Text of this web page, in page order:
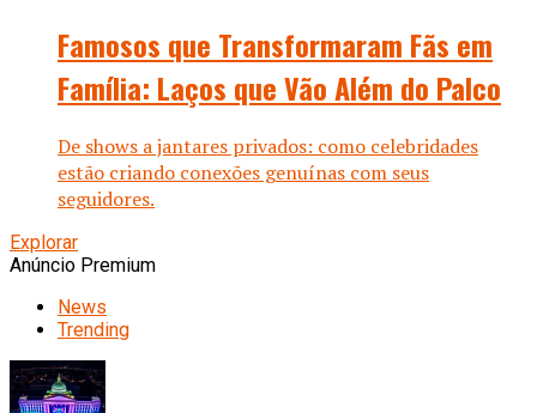
Famosos que Transformaram Fãs em
Família: Laços que Vão Além do Palco
De shows a jantares privados: como celebridades
estão criando conexões genuínas com seus
seguidores.
Explorar
Anúncio Premium
News
Trending